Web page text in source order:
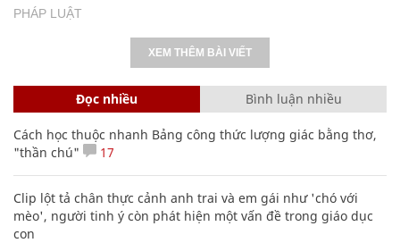
PHÁP LUẬT
XEM THÊM BÀI VIẾT
Đọc nhiều Bình luận nhiều
Cách học thuộc nhanh Bảng công thức lượng giác bằng thơ,
"thần chú"
17
Clip lột tả chân thực cảnh anh trai và em gái như 'chó với
mèo', người tinh ý còn phát hiện một vấn đề trong giáo dục
con